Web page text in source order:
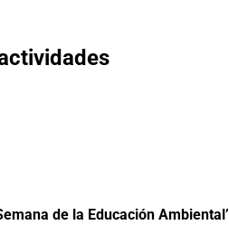
de la Educación Ambiental’